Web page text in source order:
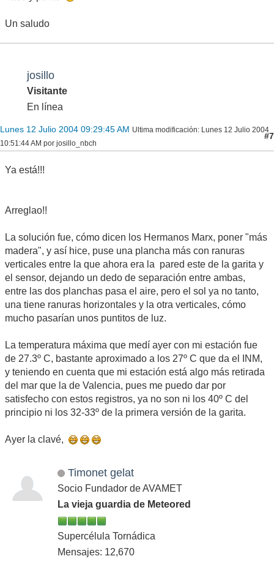
Un saludo
josillo
Visitante
En línea
Lunes 12 Julio 2004 09:29:45 AM Ultima modificación: Lunes 12 Julio 2004
10:51:44 AM por josillo_nbch
#7
Ya está!!!
Arreglao!!
La solución fue, cómo dicen los Hermanos Marx, poner "más
madera", y así hice, puse una plancha más con ranuras
verticales entre la que ahora era la pared este de la garita y
el sensor, dejando un dedo de separación entre ambas,
entre las dos planchas pasa el aire, pero el sol ya no tanto,
una tiene ranuras horizontales y la otra verticales, cómo
mucho pasarían unos puntitos de luz.
La temperatura máxima que medí ayer con mi estación fue
de 27.3º C, bastante aproximado a los 27º C que da el INM,
y teniendo en cuenta que mi estación está algo más retirada
del mar que la de Valencia, pues me puedo dar por
satisfecho con estos registros, ya no son ni los 40º C del
principio ni los 32-33º de la primera versión de la garita.
Ayer la clavé,
Timonet gelat
Socio Fundador de AVAMET
La vieja guardia de Meteored
Supercélula Tornádica
Mensajes: 12,670